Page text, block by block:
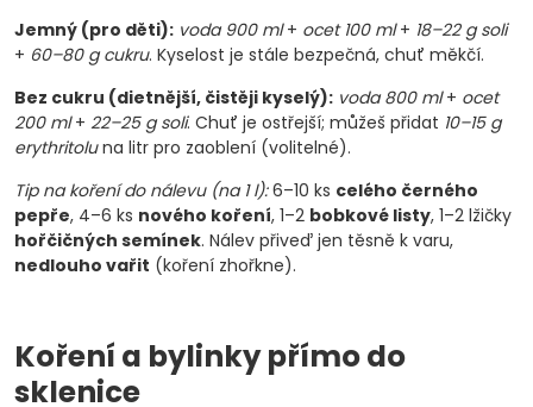
Jemný (pro děti): voda 900 ml+ ocet 100 ml+ 18–22 g soli
+ 60–80 g cukru. Kyselost je stále bezpečná, chuť měkčí.
Bez cukru (dietnější, čistěji kyselý): voda 800 ml+ ocet
200 ml+ 22–25 g soli. Chuť je ostřejší; můžeš přidat 10–15 g
erythritoluna litr pro zaoblení (volitelné).
Tip na koření do nálevu (na 1 l):6–10 ks celého černého
pepře, 4–6 ks nového koření, 1–2 bobkové listy, 1–2 lžičky
hořčičných semínek. Nálev přiveď jen těsně k varu,
nedlouho vařit (koření zhořkne).
Koření a bylinky přímo do
sklenice